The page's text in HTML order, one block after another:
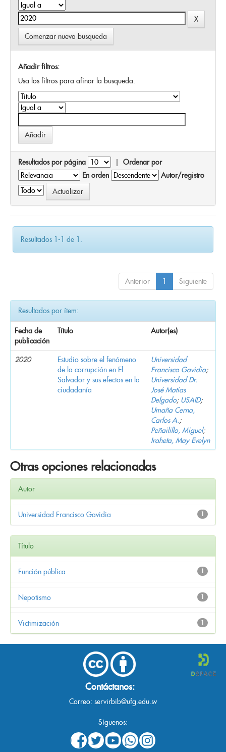
Comenzar nueva busqueda
Añadir filtros:
Usa los filtros para afinar la busqueda.
Resultados por página | Ordenar por
En orden
Autor/registro
Resultados 1-1 de 1.
Anterior 1 Siguiente
Resultados por ítem:
Fecha de
publicación
Título Autor(es)
2020
Estudio sobre el fenómeno
de la corrupción en El
Salvador y sus efectos en la
ciudadanía
Universidad
Francisco Gavidia;
Universidad Dr.
José Matías
Delgado; USAID;
Umaña Cerna,
Carlos A.;
Peñailillo, Miguel;
Iraheta, May Evelyn
Otras opciones relacionadas
Autor
1
Universidad Francisco Gavidia
Título
1
Función pública
1
Nepotismo
1
Victimización
Contáctanos:
Correo: servirbib@ufg.edu.sv
Síguenos: